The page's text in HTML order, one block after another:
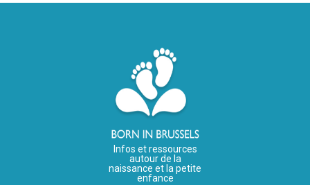
Infos et ressources
autour de la
naissance et la petite
enfance